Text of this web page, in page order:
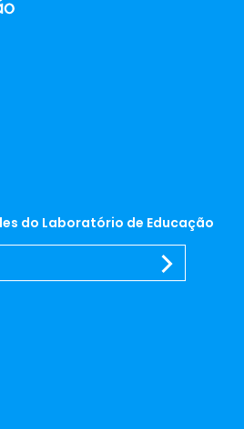
do Laboratório de Educação